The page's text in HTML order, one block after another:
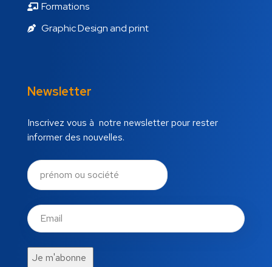
Formations
Graphic Design and print
Newsletter
Inscrivez vous à notre newsletter pour rester
informer des nouvelles.